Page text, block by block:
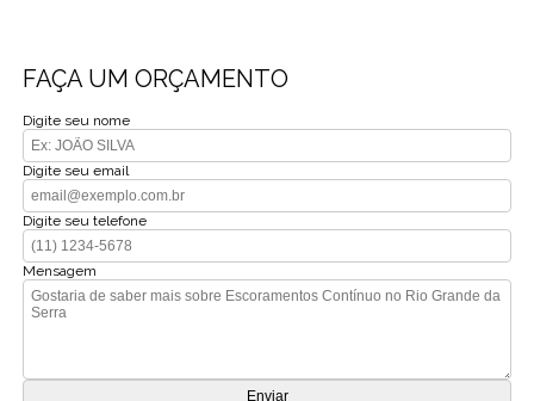
FAÇA UM ORÇAMENTO
Digite seu nome
Digite seu email
Digite seu telefone
Mensagem